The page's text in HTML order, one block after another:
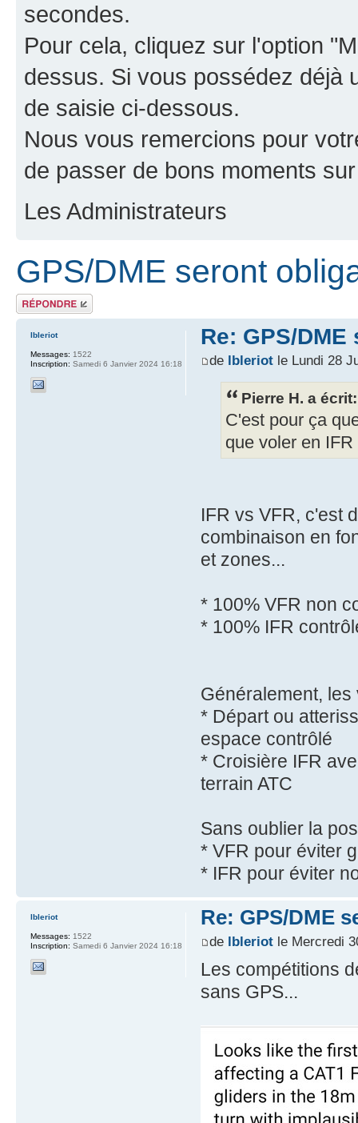
secondes.
Pour cela, cliquez sur l'option
dessus. Si vous possédez déjà
de saisie ci-dessous.
Nous vous remercions pour
de passer de bons moments
Les Administrateurs
GPS/DME seront
Répondre
Re: GPS/
de lbleriotle Lundi 28
Pierre H. a écrit:
C'est pour ça
que voler en
IFR vs VFR, c'est
combinaison en
et zones...
* 100% VFR non
* 100% IFR
Généralement,
* Départ ou
espace contrôlé
* Croisière IFR
terrain ATC
Sans oublier la
* VFR pour éviter
* IFR pour éviter
lbleriot
Messages: 1522
Inscription: Samedi 6 Janvier 2024 16:18
Re: GPS/DME
de lbleriotle Mercredi
Les compétitions
sans GPS...
lbleriot
Messages: 1522
Inscription: Samedi 6 Janvier 2024 16:18